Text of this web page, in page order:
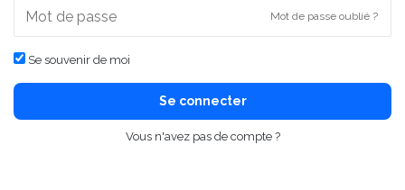
Mot de passe oublié ?
Se souvenir de moi
Se connecter
Vous n'avez pas de compte ?